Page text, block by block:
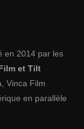
en 2014 par les
et Tilt
Vinca Film
en parallèle